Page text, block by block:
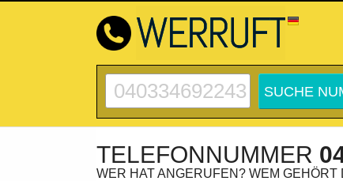
TELEFONNUMMER
WER HAT ANGERUFEN? WEM GEHÖRT